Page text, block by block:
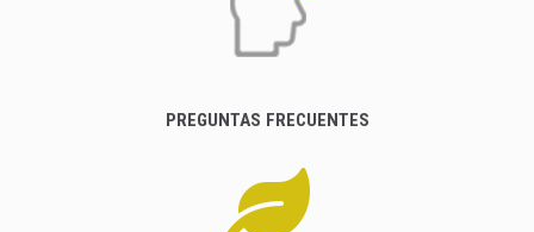
PREGUNTAS FRECUENTES